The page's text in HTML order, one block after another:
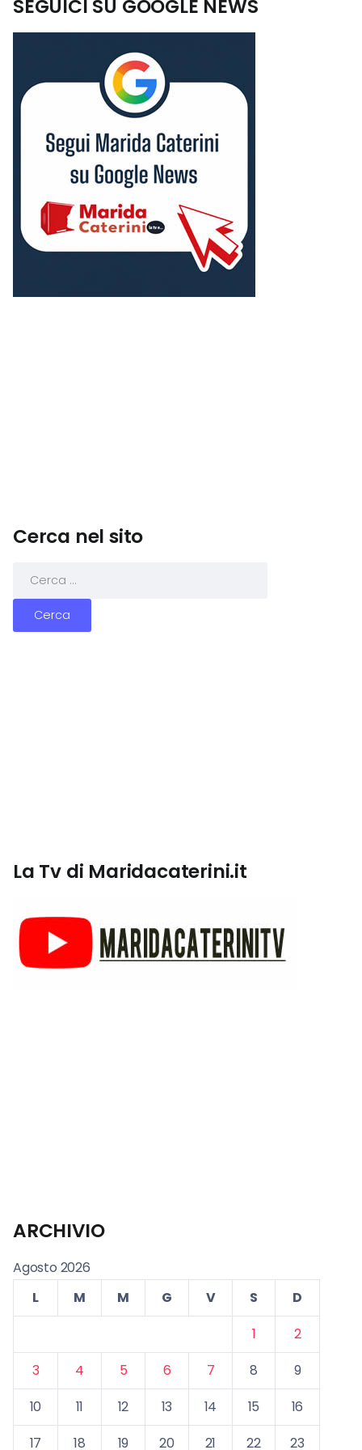
SEGUICI SU GOOGLE NEWS
Cerca nel sito
La Tv di Maridacaterini.it
ARCHIVIO
Agosto 2026
L
M M G V S
D
1
2
3
4 5 6 7 8
9
10
11 12 13 14 15
16
17
18 19 20 21 22 23